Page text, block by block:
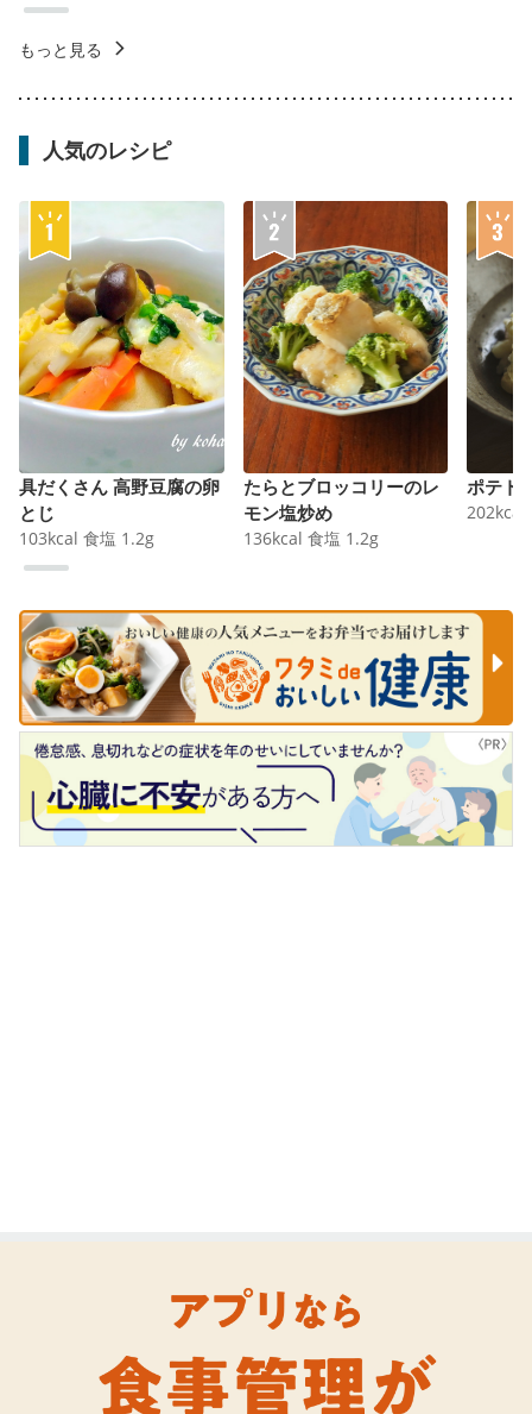
もっと見る
人気のレシピ
具だくさん 高野豆腐の卵
とじ
103kcal 食塩 1.2g
たらとブロッコリーのレ
モン塩炒め
136kcal 食塩 1.2g
ポテト
202kcal